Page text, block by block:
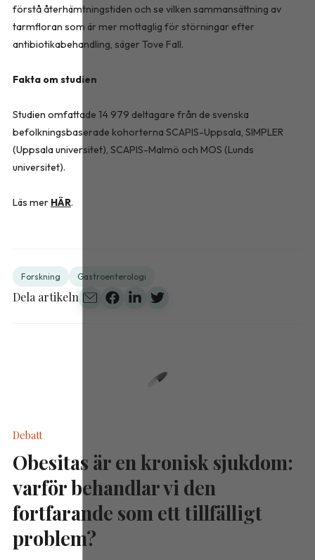
förstå återhämtningstiden och se vilken sammansättning av
tarmfloran som är mer mottaglig för störningar efter
antibiotikabehandling, säger Tove Fall.
Fakta om studien
Studien omfattade 14 979 deltagare från de svenska
befolkningsbaserade kohorterna SCAPIS-Uppsala, SIMPLER
(Uppsala universitet), SCAPIS-Malmö och MOS (Lunds
universitet).
Läs mer HÄR.
Forskning Gastroenterologi
Dela artikeln
Debatt
Obesitas är en kronisk sjukdom:
varför behandlar vi den
fortfarande som ett tillfälligt
problem?